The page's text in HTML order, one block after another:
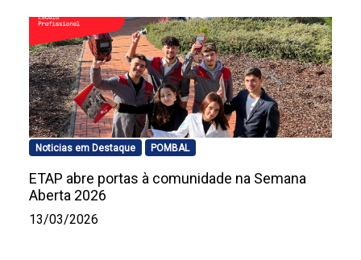
Noticias em Destaque POMBAL
ETAP abre portas à comunidade na Semana
Aberta 2026
13/03/2026